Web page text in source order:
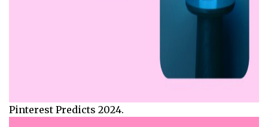
Pinterest Predicts 2024.